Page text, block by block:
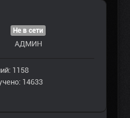
Не в сети
АДМИН
1158
14633